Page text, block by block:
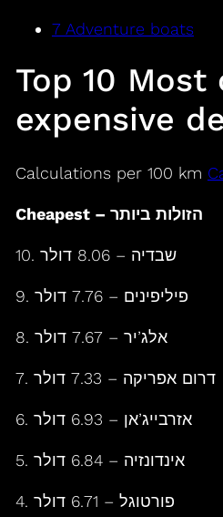
7 Adventure boats
Top 10 Most
expensive
Calculations per 100 km
Cheapest – הזולות ביותר
10. שבדיה – 8.06 דולר
9. פיליפינים – 7.76 דולר
8. אלג’יר – 7.67 דולר
7. דרום אפריקה – 7.33 דולר
6. אזרבייג’אן – 6.93 דולר
5. אינדונזיה – 6.84 דולר
4. פורטוגל – 6.71 דולר